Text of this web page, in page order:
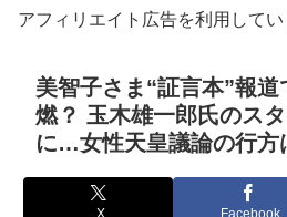
アフィリエイト広告を利用してい
美智子さま“証言本”報
燃？ 玉木雄一郎氏のス
に…女性天皇議論の行方